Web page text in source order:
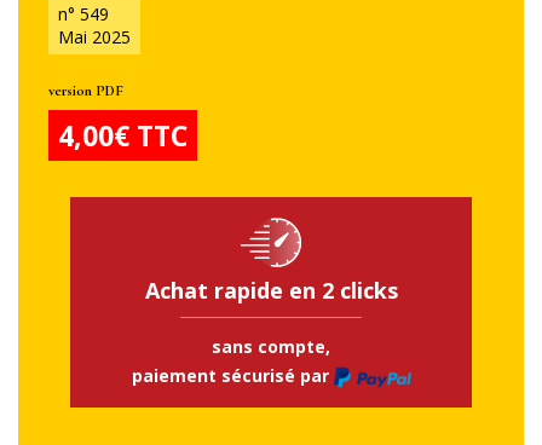
n° 549
Mai 2025
version PDF
4,00€ TTC
Achat rapide en 2 clicks
sans compte,
paiement sécurisé par